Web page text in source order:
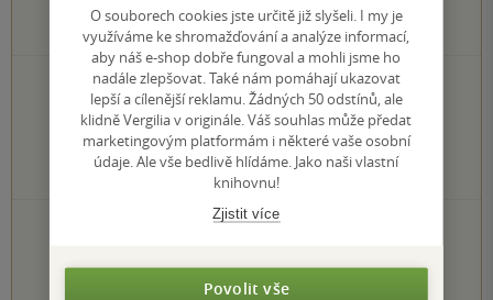
1hodnocení čtenářů
1×
5 hvězdiček
0×
4 hvězdičky
0×
3 hvězdičky
0×
2 hvězdičky
0×
1 hvezdička
PŘIDEJTE SVÉ HODNOCENÍ KNIHY
O souborech cookies jste určitě již slyšeli. I my je
využíváme ke shromažďování a analýze informací,
aby náš e-shop dobře fungoval a mohli jsme ho
nadále zlepšovat. Také nám pomáhají ukazovat
lepší a cílenější reklamu. Žádných 50 odstínů, ale
klidně Vergilia v originále. Váš souhlas může předat
marketingovým platformám i některé vaše osobní
údaje. Ale vše bedlivě hlídáme. Jako naši vlastní
knihovnu!
Zjistit více
Povolit vše